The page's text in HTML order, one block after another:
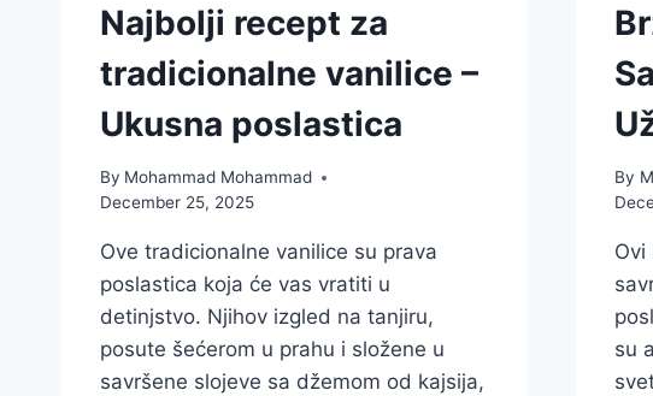
Najbolji recept za
tradicionalne vanilice –
Ukusna poslastica
By Mohammad Mohammad
December 25, 2025
Ove tradicionalne vanilice su prava
poslastica koja će vas vratiti u
detinjstvo. Njihov izgled na tanjiru,
posute šećerom u prahu i složene u
savršene slojeve sa džemom od kajsija,
By
Ovi
su